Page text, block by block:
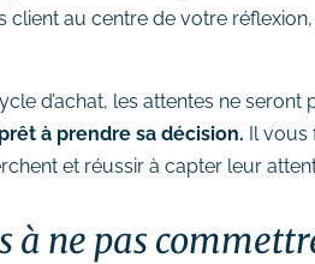
au centre de votre
d’achat, les attentes ne seront
à prendre sa décision. Il vous
et réussir à capter leur
à ne pas